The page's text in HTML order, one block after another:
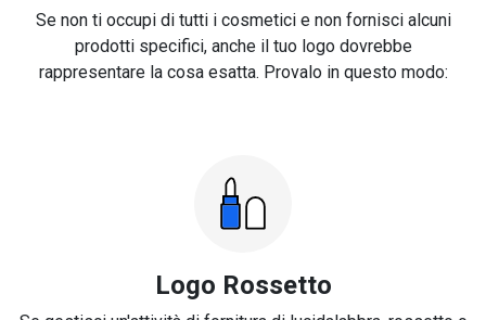
Se non ti occupi di tutti i cosmetici e non fornisci alcuni
prodotti specifici, anche il tuo logo dovrebbe
rappresentare la cosa esatta. Provalo in questo modo:
Logo Rossetto